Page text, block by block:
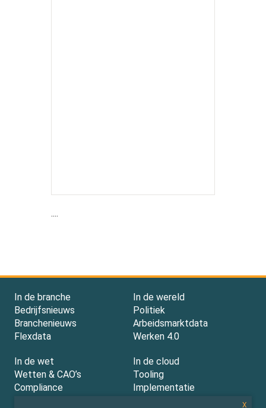
....
In de branche
Bedrijfsnieuws
Branchenieuws
Flexdata
In de wereld
Politiek
Arbeidsmarktdata
Werken 4.0
In de wet
Wetten & CAO’s
Compliance
In de cloud
Tooling
Implementatie